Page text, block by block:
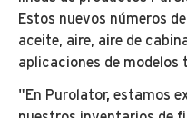
Estos nuevos números
aceite, aire, aire de
aplicaciones de
"En Purolator, estamos